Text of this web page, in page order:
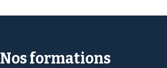
Nos formations